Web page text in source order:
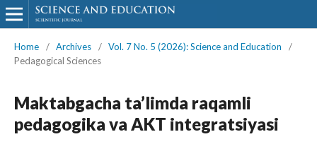
Home / Archives / Vol. 7 No. 5 (2026): Science and Education
/
Pedagogical Sciences
Maktabgacha ta’limda raqamli
pedagogika va AKT integratsiyasi